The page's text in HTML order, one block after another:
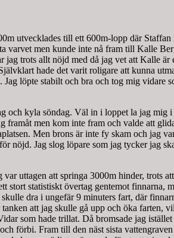
utvecklades till ett 600m-lopp där
varvet men kunde inte nå fram till Kalle
trots allt nöjd med då jag vet att Kalle är
hade det varit roligare att kunna
löpte stabilt och bra och tog mig vidare
och kyla söndag. Väl in i loppet la jag mig
men kom inte fram och valde att
Men brons är inte fy skam och jag
nöjd. Jag slog löpare som jag tycker jag
uttagen att springa 3000m hinder, trots
statistiskt övertag gentemot finnarna,
dra i ungefär 9 minuters fart, där
att jag skulle gå upp och öka farten,
som hade trillat. Då bromsade jag
förbi. Fram till den näst sista